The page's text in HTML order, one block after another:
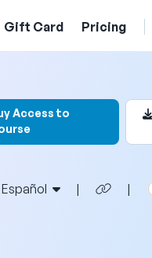
Gift Card Pricing
bookmark this video
Access to
Español | |